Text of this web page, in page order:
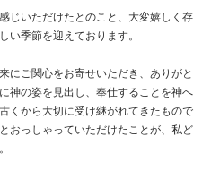
じいただけたとのこと、大変嬉しく存
い季節を迎えております。
にご関心をお寄せいただき、ありがと
神の姿を見出し、奉仕することを神へ
くから大切に受け継がれてきたもので
おっしゃっていただけたことが、私ど